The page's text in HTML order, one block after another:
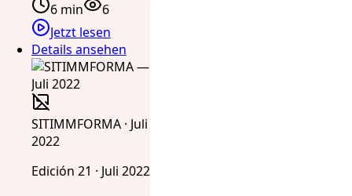
6 min
6
Jetzt lesen
Details ansehen
SITIMMFORMA · Juli
2022
Edición 21 · Juli 2022